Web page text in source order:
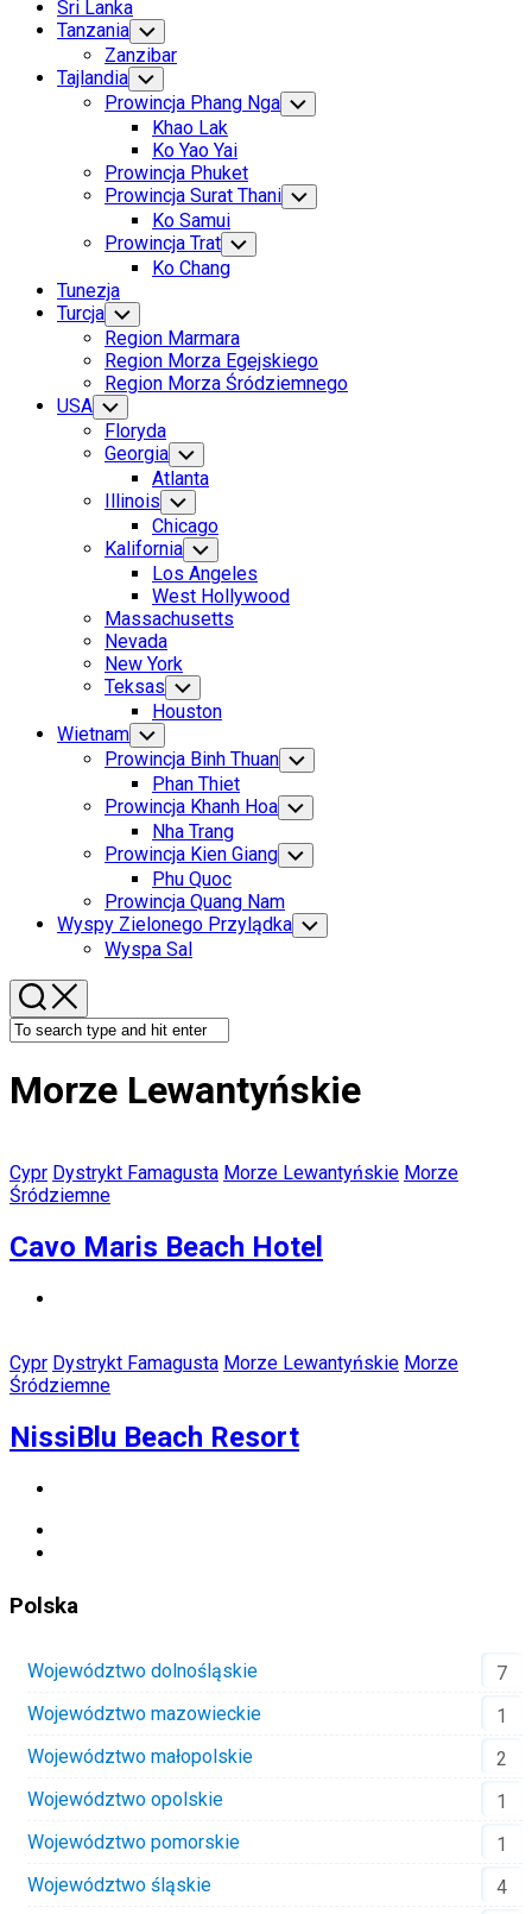
Sri Lanka
Tanzania Toggle
Child
Menu
Zanzibar
Tajlandia Toggle
Child
Menu
Prowincja Phang Nga Toggle
Child
Khao Lak
Ko Yao Yai
Prowincja Phuket
Prowincja Surat Thani Toggle
Child
Ko Samui
Prowincja Trat Toggle
Child
Menu
Ko Chang
Tunezja
Turcja Toggle
Child
Menu
Region Marmara
Region Morza Egejskiego
Region Morza Śródziemnego
USA Toggle
Child
Menu
Floryda
Georgia Toggle
Child
Menu
Atlanta
Illinois Toggle
Child
Menu
Chicago
Kalifornia Toggle
Child
Menu
Los Angeles
West Hollywood
Massachusetts
Nevada
New York
Teksas Toggle
Child
Menu
Houston
Wietnam Toggle
Child
Menu
Prowincja Binh Thuan Toggle
Child
Menu
Phan Thiet
Prowincja Khanh Hoa Toggle
Child
Menu
Nha Trang
Prowincja Kien Giang Toggle
Child
Phu Quoc
Prowincja Quang Nam
Wyspy Zielonego Przylądka Toggle
Child
Wyspa Sal
Morze Lewantyńskie
Cypr Dystrykt Famagusta Morze Lewantyńskie Morze
Śródziemne
Cavo Maris Beach Hotel
Cypr Dystrykt Famagusta Morze Lewantyńskie Morze
Śródziemne
NissiBlu Beach Resort
Polska
Województwo dolnośląskie
7
Województwo mazowieckie
1
Województwo małopolskie
2
Województwo opolskie
1
Województwo pomorskie
1
Województwo śląskie
4